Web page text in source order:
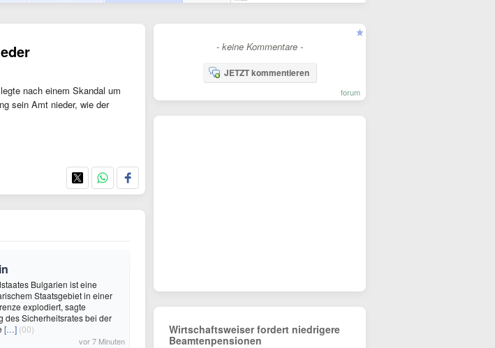
nach einem Skandal um
sein Amt nieder, wie der
Bulgarien ist eine
Staatsgebiet in einer
explodiert, sagte
des Sicherheitsrates bei der
[…] (00)
vor 7 Minuten
- keine Kommentare -
JETZT kommentieren
forum
Wirtschaftsweiser fordert niedrigere
Beamtenpensionen